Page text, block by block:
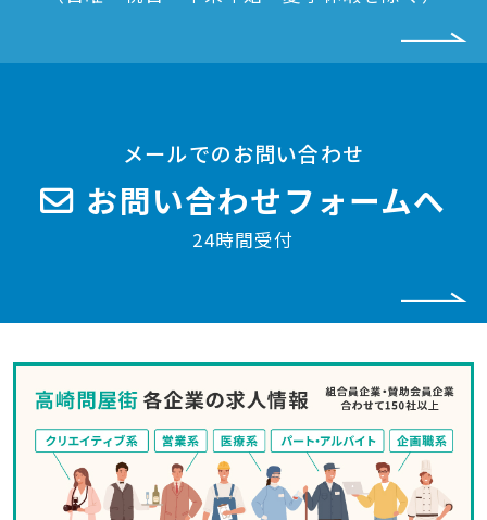
メールでのお問い合わせ
お問い合わせフォームへ
24時間受付